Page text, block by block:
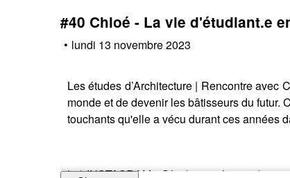
#40 Chloé - La vie d'étudiant.e
• lundi 13 novembre 2023
Les études d’Architecture | Rencontre
monde et de devenir les bâtisseurs du
touchants qu'elle a vécu durant ces années
| 📲 INSTAGRAM : @la_boussole_postbac